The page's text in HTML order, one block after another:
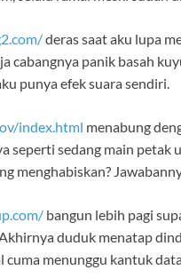
deras saat aku lupa
cabangnya panik basah
punya efek suara sendiri.
index.html menabung
seperti sedang main petak
menghabiskan?
bangun lebih pagi
duduk menatap
menunggu kantuk